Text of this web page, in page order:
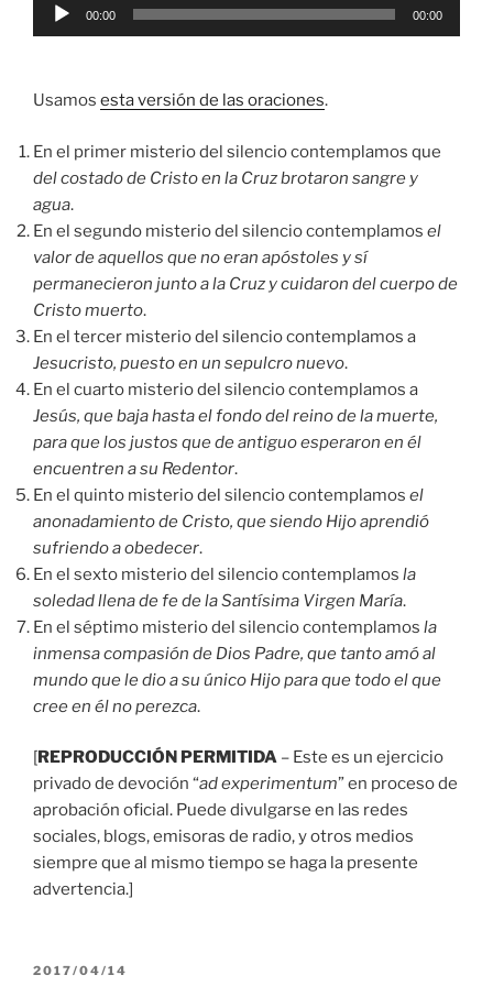
Reproductor
00:00 00:00
Usamos esta versión de las oraciones.
En el primer misterio del silencio contemplamos que
del costado de Cristo en la Cruz brotaron sangre y
agua.
En el segundo misterio del silencio contemplamos el
valor de aquellos que no eran apóstoles y sí
permanecieron junto a la Cruz y cuidaron del cuerpo de
Cristo muerto.
En el tercer misterio del silencio contemplamos a
Jesucristo, puesto en un sepulcro nuevo.
En el cuarto misterio del silencio contemplamos a
Jesús, que baja hasta el fondo del reino de la muerte,
para que los justos que de antiguo esperaron en él
encuentren a su Redentor.
En el quinto misterio del silencio contemplamos el
anonadamiento de Cristo, que siendo Hijo aprendió
sufriendo a obedecer.
En el sexto misterio del silencio contemplamos la
soledad llena de fe de la Santísima Virgen María.
En el séptimo misterio del silencio contemplamos la
inmensa compasión de Dios Padre, que tanto amó al
mundo que le dio a su único Hijo para que todo el que
cree en él no perezca.
[REPRODUCCIÓN PERMITIDA – Este es un ejercicio
privado de devoción “ad experimentum” en proceso de
aprobación oficial. Puede divulgarse en las redes
sociales, blogs, emisoras de radio, y otros medios
siempre que al mismo tiempo se haga la presente
advertencia.]
PUBLICADO
2017/04/14